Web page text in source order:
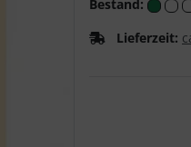
Bestand:
Lieferzeit: